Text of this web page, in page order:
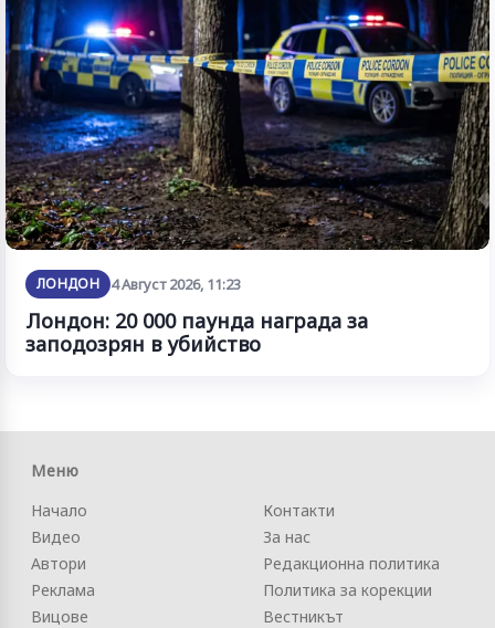
ЛОНДОН 4 Август 2026, 11:23
Лондон: 20 000 паунда награда за
заподозрян в убийство
Меню
Начало
Видео
Автори
Реклама
Вицове
Контакти
За нас
Редакционна политика
Политика за корекции
Вестникът